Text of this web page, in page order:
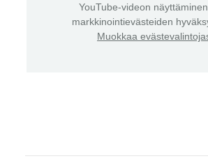
YouTube-videon
markkinointievästeiden
Muokkaa